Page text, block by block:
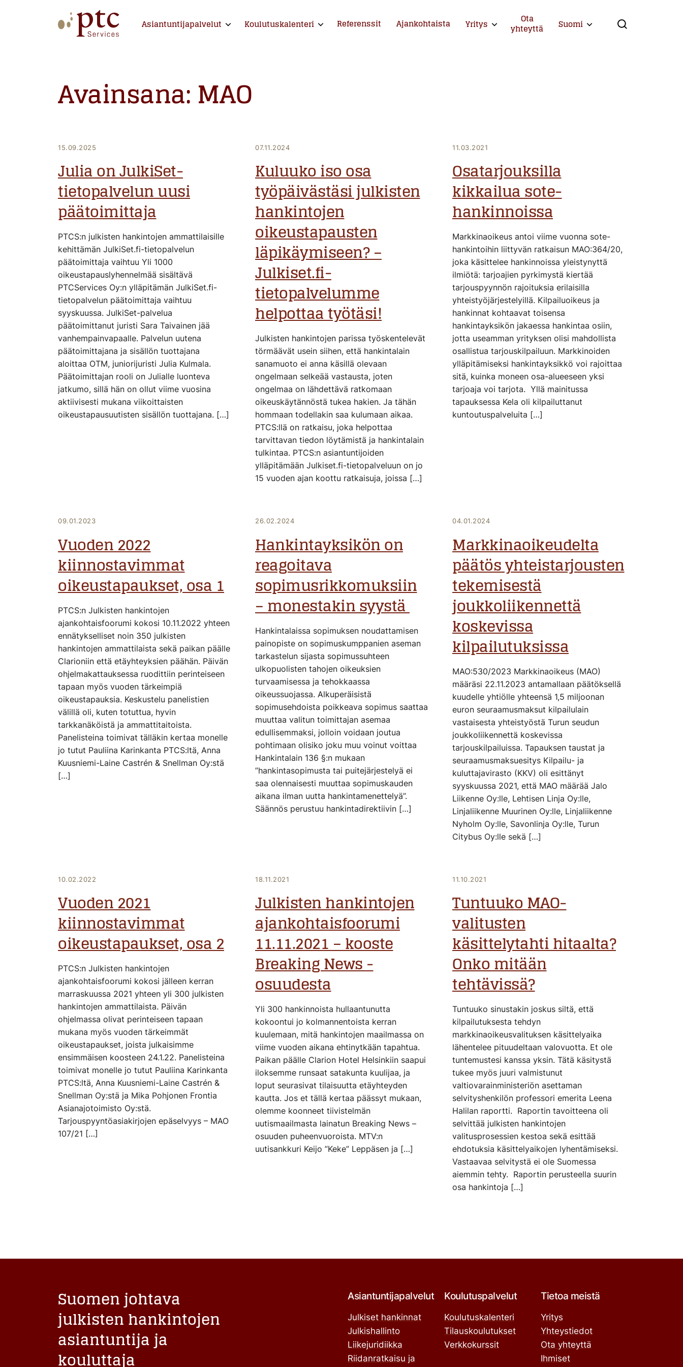
Asiantuntijapalvelut Expand child menu
Koulutuskalenteri Expand child menu
Referenssit Ajankohtaista Yritys Expand child menu
Ota
yhteyttä Suomi Expand child menu
Avainsana:MAO
15.09.2025
Julia on JulkiSet-
tietopalvelun uusi
päätoimittaja
PTCS:n julkisten hankintojen ammattilaisille
kehittämän JulkiSet.fi-tietopalvelun
päätoimittaja vaihtuu Yli 1000
oikeustapauslyhennelmää sisältävä
PTCServices Oy:n ylläpitämän JulkiSet.fi-
tietopalvelun päätoimittaja vaihtuu
syyskuussa. JulkiSet-palvelua
päätoimittanut juristi Sara Taivainen jää
vanhempainvapaalle. Palvelun uutena
päätoimittajana ja sisällön tuottajana
aloittaa OTM, juniorijuristi Julia Kulmala.
Päätoimittajan rooli on Julialle luonteva
jatkumo, sillä hän on ollut viime vuosina
aktiivisesti mukana viikoittaisten
oikeustapausuutisten sisällön tuottajana. […]
07.11.2024
Kuluuko iso osa
työpäivästäsi julkisten
hankintojen
oikeustapausten
läpikäymiseen? –
Julkiset.fi-
tietopalvelumme
helpottaa työtäsi!
Julkisten hankintojen parissa työskentelevät
törmäävät usein siihen, että hankintalain
sanamuoto ei anna käsillä olevaan
ongelmaan selkeää vastausta, joten
ongelmaa on lähdettävä ratkomaan
oikeuskäytännöstä tukea hakien. Ja tähän
hommaan todellakin saa kulumaan aikaa.
PTCS:llä on ratkaisu, joka helpottaa
tarvittavan tiedon löytämistä ja hankintalain
tulkintaa. PTCS:n asiantuntijoiden
ylläpitämään Julkiset.fi-tietopalveluun on jo
15 vuoden ajan koottu ratkaisuja, joissa […]
11.03.2021
Osatarjouksilla
kikkailua sote-
hankinnoissa
Markkinaoikeus antoi viime vuonna sote-
hankintoihin liittyvän ratkaisun MAO:364/20,
joka käsittelee hankinnoissa yleistynyttä
ilmiötä: tarjoajien pyrkimystä kiertää
tarjouspyynnön rajoituksia erilaisilla
yhteistyöjärjestelyillä. Kilpailuoikeus ja
hankinnat kohtaavat toisensa
hankintayksikön jakaessa hankintaa osiin,
jotta useamman yrityksen olisi mahdollista
osallistua tarjouskilpailuun. Markkinoiden
ylläpitämiseksi hankintayksikkö voi rajoittaa
sitä, kuinka moneen osa-alueeseen yksi
tarjoaja voi tarjota. Yllä mainitussa
tapauksessa Kela oli kilpailuttanut
kuntoutuspalveluita […]
09.01.2023
Vuoden 2022
kiinnostavimmat
oikeustapaukset, osa 1
PTCS:n Julkisten hankintojen
ajankohtaisfoorumi kokosi 10.11.2022 yhteen
ennätykselliset noin 350 julkisten
hankintojen ammattilaista sekä paikan päälle
Clarioniin että etäyhteyksien päähän. Päivän
ohjelmakattauksessa ruodittiin perinteiseen
tapaan myös vuoden tärkeimpiä
oikeustapauksia. Keskustelu panelistien
välillä oli, kuten totuttua, hyvin
tarkkanäköistä ja ammattitaitoista.
Panelisteina toimivat tälläkin kertaa monelle
jo tutut Pauliina Karinkanta PTCS:ltä, Anna
Kuusniemi-Laine Castrén & Snellman Oy:stä
[…]
26.02.2024
Hankintayksikön on
reagoitava
sopimusrikkomuksiin
– monestakin syystä
Hankintalaissa sopimuksen noudattamisen
painopiste on sopimuskumppanien aseman
tarkastelun sijasta sopimussuhteen
ulkopuolisten tahojen oikeuksien
turvaamisessa ja tehokkaassa
oikeussuojassa. Alkuperäisistä
sopimusehdoista poikkeava sopimus saattaa
muuttaa valitun toimittajan asemaa
edullisemmaksi, jolloin voidaan joutua
pohtimaan olisiko joku muu voinut voittaa
Hankintalain 136 §:n mukaan
”hankintasopimusta tai puitejärjestelyä ei
saa olennaisesti muuttaa sopimuskauden
aikana ilman uutta hankintamenettelyä”.
Säännös perustuu hankintadirektiivin […]
04.01.2024
Markkinaoikeudelta
päätös yhteistarjousten
tekemisestä
joukkoliikennettä
koskevissa
kilpailutuksissa
MAO:530/2023 Markkinaoikeus (MAO)
määräsi 22.11.2023 antamallaan päätöksellä
kuudelle yhtiölle yhteensä 1,5 miljoonan
euron seuraamusmaksut kilpailulain
vastaisesta yhteistyöstä Turun seudun
joukkoliikennettä koskevissa
tarjouskilpailuissa. Tapauksen taustat ja
seuraamusmaksuesitys Kilpailu- ja
kuluttajavirasto (KKV) oli esittänyt
syyskuussa 2021, että MAO määrää Jalo
Liikenne Oy:lle, Lehtisen Linja Oy:lle,
Linjaliikenne Muurinen Oy:lle, Linjaliikenne
Nyholm Oy:lle, Savonlinja Oy:lle, Turun
Citybus Oy:lle sekä […]
10.02.2022
Vuoden 2021
kiinnostavimmat
oikeustapaukset, osa 2
PTCS:n Julkisten hankintojen
ajankohtaisfoorumi kokosi jälleen kerran
marraskuussa 2021 yhteen yli 300 julkisten
hankintojen ammattilaista. Päivän
ohjelmassa olivat perinteiseen tapaan
mukana myös vuoden tärkeimmät
oikeustapaukset, joista julkaisimme
ensimmäisen koosteen 24.1.22. Panelisteina
toimivat monelle jo tutut Pauliina Karinkanta
PTCS:ltä, Anna Kuusniemi-Laine Castrén &
Snellman Oy:stä ja Mika Pohjonen Frontia
Asianajotoimisto Oy:stä.
Tarjouspyyntöasiakirjojen epäselvyys – MAO
107/21 […]
18.11.2021
Julkisten hankintojen
ajankohtaisfoorumi
11.11.2021 – kooste
Breaking News -
osuudesta
Yli 300 hankinnoista hullaantunutta
kokoontui jo kolmannentoista kerran
kuulemaan, mitä hankintojen maailmassa on
viime vuoden aikana ehtinytkään tapahtua.
Paikan päälle Clarion Hotel Helsinkiin saapui
iloksemme runsaat satakunta kuulijaa, ja
loput seurasivat tilaisuutta etäyhteyden
kautta. Jos et tällä kertaa päässyt mukaan,
olemme koonneet tiivistelmän
uutismaailmasta lainatun Breaking News –
osuuden puheenvuoroista. MTV:n
uutisankkuri Keijo ”Keke” Leppäsen ja […]
11.10.2021
Tuntuuko MAO-
valitusten
käsittelytahti hitaalta?
Onko mitään
tehtävissä?
Tuntuuko sinustakin joskus siltä, että
kilpailutuksesta tehdyn
markkinaoikeusvalituksen käsittelyaika
lähentelee pituudeltaan valovuotta. Et ole
tuntemustesi kanssa yksin. Tätä käsitystä
tukee myös juuri valmistunut
valtiovarainministeriön asettaman
selvityshenkilön professori emerita Leena
Halilan raportti. Raportin tavoitteena oli
selvittää julkisten hankintojen
valitusprosessien kestoa sekä esittää
ehdotuksia käsittelyaikojen lyhentämiseksi.
Vastaavaa selvitystä ei ole Suomessa
aiemmin tehty. Raportin perusteella suurin
osa hankintoja […]
Suomen johtava
julkisten hankintojen
asiantuntija ja
kouluttaja
Asiantuntijapalvelut
Julkiset hankinnat
Julkishallinto
Liikejuridiikka
Riidanratkaisu ja
Koulutuspalvelut
Koulutuskalenteri
Tilauskoulutukset
Verkkokurssit
Tietoa meistä
Yritys
Yhteystiedot
Ota yhteyttä
Ihmiset